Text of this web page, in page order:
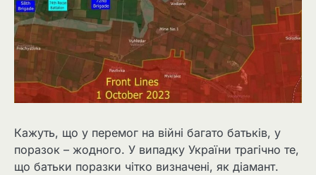
Кажуть, що у перемог на війні багато батьків, у
поразок – жодного. У випадку України трагічно те,
що батьки поразки чітко визначені, як діамант.